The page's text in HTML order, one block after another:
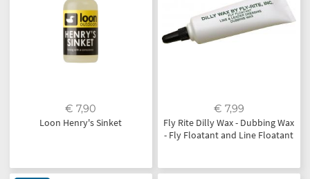
€ 7,90
Loon Henry's Sinket
€ 7,99
Fly Rite Dilly Wax - Dubbing Wax
- Fly Floatant and Line Floatant